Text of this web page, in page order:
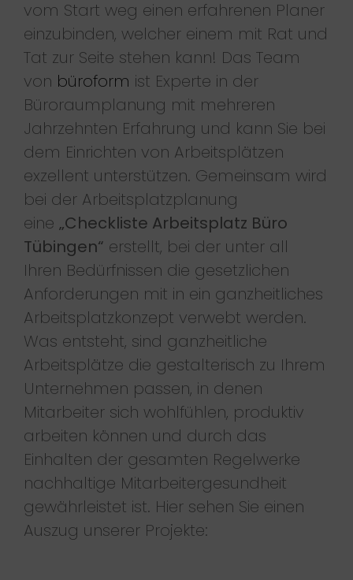
vom Start weg einen erfahrenen Planer
einzubinden, welcher einem mit Rat und
Tat zur Seite stehen kann! Das Team
von büroform ist Experte in der
Büroraumplanung mit mehreren
Jahrzehnten Erfahrung und kann Sie bei
dem Einrichten von Arbeitsplätzen
exzellent unterstützen. Gemeinsam wird
bei der Arbeitsplatzplanung
eine „Checkliste Arbeitsplatz Büro
Tübingen“ erstellt, bei der unter all
Ihren Bedürfnissen die gesetzlichen
Anforderungen mit in ein ganzheitliches
Arbeitsplatzkonzept verwebt werden.
Was entsteht, sind ganzheitliche
Arbeitsplätze die gestalterisch zu Ihrem
Unternehmen passen, in denen
Mitarbeiter sich wohlfühlen, produktiv
arbeiten können und durch das
Einhalten der gesamten Regelwerke
nachhaltige Mitarbeitergesundheit
gewährleistet ist. Hier sehen Sie einen
Auszug unserer Projekte: